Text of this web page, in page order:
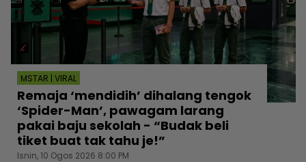
MSTAR | VIRAL
Remaja ‘mendidih’ dihalang tengok
‘Spider-Man’, pawagam larang
pakai baju sekolah - “Budak beli
tiket buat tak tahu je!”
Isnin, 10 Ogos 2026 8:00 PM